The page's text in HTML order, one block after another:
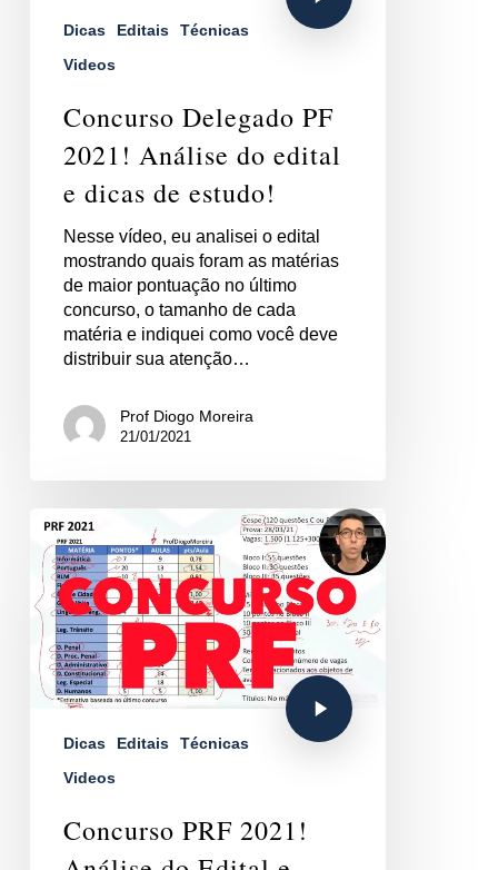
Dicas Editais
Técnicas
Videos
Concurso Delegado PF
2021! Análise do edital
e dicas de estudo!
Nesse vídeo, eu analisei o edital
mostrando quais foram as matérias
de maior pontuação no último
concurso, o tamanho de cada
matéria e indiquei como você deve
distribuir sua atenção…
Prof Diogo Moreira
21/01/2021
Dicas Editais
Técnicas
Videos
Concurso PRF 2021!